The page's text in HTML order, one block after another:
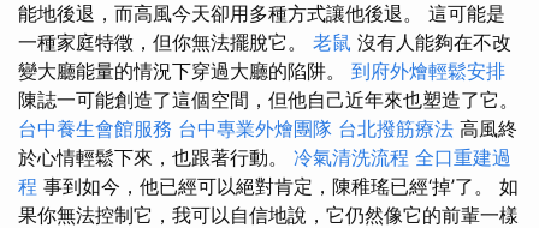
能地後退，而高風今天卻用多種方式讓他後退。 這可能是
一種家庭特徵，但你無法擺脫它。 老鼠 沒有人能夠在不改
變大廳能量的情況下穿過大廳的陷阱。 到府外燴輕鬆安排
陳誌一可能創造了這個空間，但他自己近年來也塑造了它。
台中養生會館服務 台中專業外燴團隊 台北撥筋療法 高風終
於心情輕鬆下來，也跟著行動。 冷氣清洗流程 全口重建過
程 事到如今，他已經可以絕對肯定，陳稚瑤已經‘掉’了。 如
果你無法控制它，我可以自信地說，它仍然像它的前輩一樣